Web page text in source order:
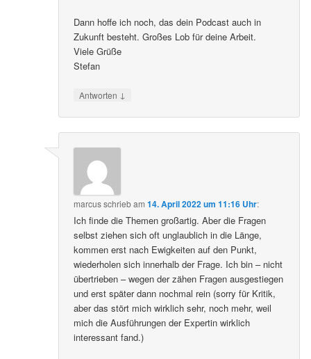
Dann hoffe ich noch, das dein Podcast auch in
Zukunft besteht. Großes Lob für deine Arbeit.
Viele Grüße
Stefan
Antworten ↓
marcusschriebam14. April 2022 um 11:16 Uhr:
Ich finde die Themen großartig. Aber die Fragen
selbst ziehen sich oft unglaublich in die Länge,
kommen erst nach Ewigkeiten auf den Punkt,
wiederholen sich innerhalb der Frage. Ich bin – nicht
übertrieben – wegen der zähen Fragen ausgestiegen
und erst später dann nochmal rein (sorry für Kritik,
aber das stört mich wirklich sehr, noch mehr, weil
mich die Ausführungen der Expertin wirklich
interessant fand.)